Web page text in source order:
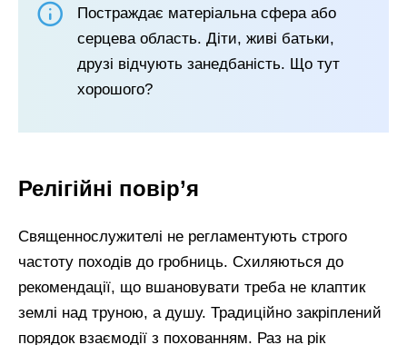
Постраждає матеріальна сфера або
серцева область. Діти, живі батьки,
друзі відчують занедбаність. Що тут
хорошого?
Релігійні повір’я
Священнослужителі не регламентують строго
частоту походів до гробниць. Схиляються до
рекомендації, що вшановувати треба не клаптик
землі над труною, а душу. Традиційно закріплений
порядок взаємодії з похованням. Раз на рік